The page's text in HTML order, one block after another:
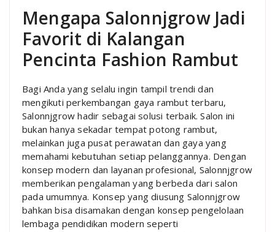
Mengapa Salonnjgrow Jadi
Favorit di Kalangan
Pencinta Fashion Rambut
Bagi Anda yang selalu ingin tampil trendi dan
mengikuti perkembangan gaya rambut terbaru,
Salonnjgrow hadir sebagai solusi terbaik. Salon ini
bukan hanya sekadar tempat potong rambut,
melainkan juga pusat perawatan dan gaya yang
memahami kebutuhan setiap pelanggannya. Dengan
konsep modern dan layanan profesional, Salonnjgrow
memberikan pengalaman yang berbeda dari salon
pada umumnya. Konsep yang diusung Salonnjgrow
bahkan bisa disamakan dengan konsep pengelolaan
lembaga pendidikan modern seperti